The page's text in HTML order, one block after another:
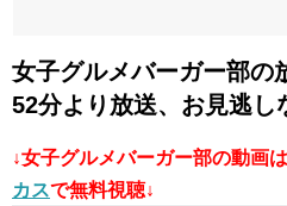
女子グルメバーガー部の
52分より放送、お見逃し
↓女子グルメバーガー部の動画は
カスで無料視聴↓